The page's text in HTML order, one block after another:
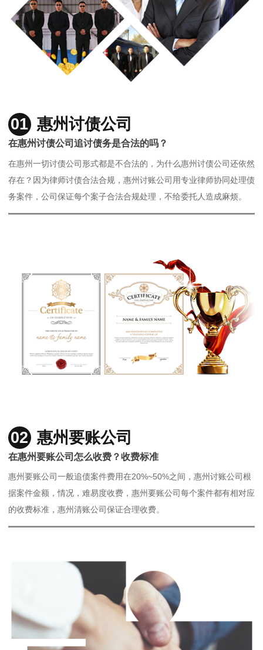
01 惠州讨债公司
在惠州讨债公司追讨债务是合法的吗？
在惠州一切讨债公司形式都是不合法的，为什么惠州讨债公司还依然
存在？因为律师讨债合法合规，惠州讨账公司用专业律师协同处理债
务案件，公司保证每个案子合法合规处理，不给委托人造成麻烦。
02 惠州要账公司
在惠州要账公司怎么收费？收费标准
惠州要账公司一般追债案件费用在20%~50%之间，惠州讨账公司根
据案件金额，情况，难易度收费，惠州要账公司每个案件都有相对应
的收费标准，惠州清账公司保证合理收费。